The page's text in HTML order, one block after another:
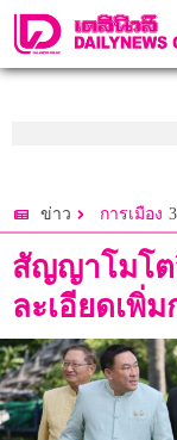
ข่าว การเมือง
สัญญาโมโ
ละเอียดเพิ่